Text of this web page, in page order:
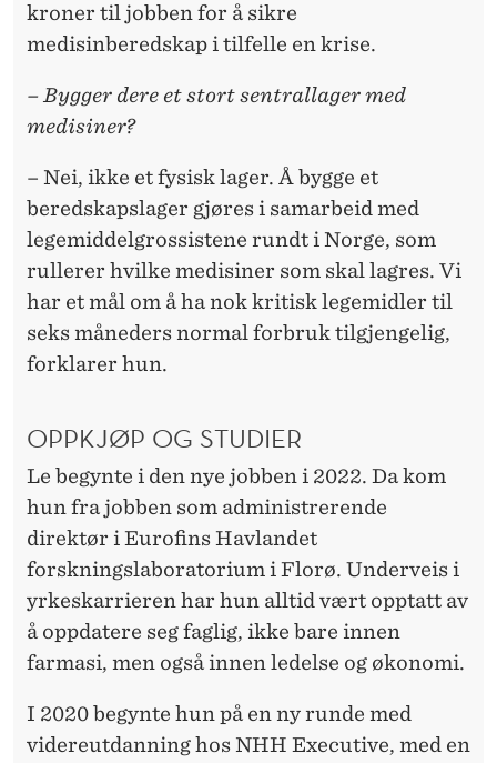
kroner til jobben for å sikre
medisinberedskap i tilfelle en krise.
– Bygger dere et stort sentrallager med
medisiner?
– Nei, ikke et fysisk lager. Å bygge et
beredskapslager gjøres i samarbeid med
legemiddelgrossistene rundt i Norge, som
rullerer hvilke medisiner som skal lagres. Vi
har et mål om å ha nok kritisk legemidler til
seks måneders normal forbruk tilgjengelig,
forklarer hun.
OPPKJØP OG STUDIER
Le begynte i den nye jobben i 2022. Da kom
hun fra jobben som administrerende
direktør i Eurofins Havlandet
forskningslaboratorium i Florø. Underveis i
yrkeskarrieren har hun alltid vært opptatt av
å oppdatere seg faglig, ikke bare innen
farmasi, men også innen ledelse og økonomi.
I 2020 begynte hun på en ny runde med
videreutdanning hos NHH Executive, med en